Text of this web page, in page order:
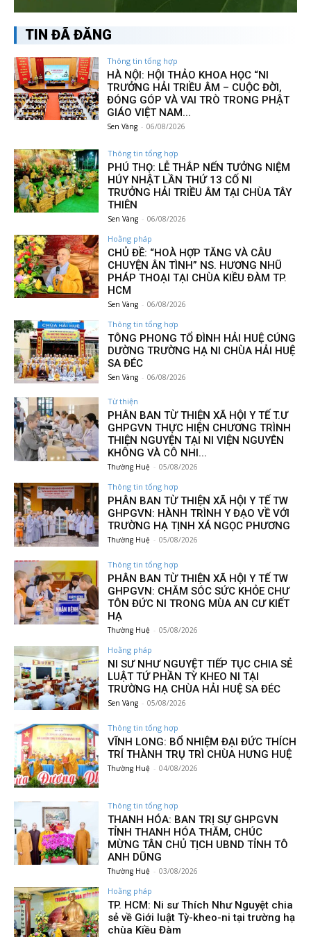
TIN ĐÃ ĐĂNG
Thông tin tổng hợp
HÀ NỘI: HỘI THẢO KHOA HỌC “NI
TRƯỞNG HẢI TRIỀU ÂM – CUỘC ĐỜI,
ĐÓNG GÓP VÀ VAI TRÒ TRONG PHẬT
GIÁO VIỆT NAM...
Sen Vàng - 06/08/2026
Thông tin tổng hợp
PHÚ THỌ: LỄ THẮP NẾN TƯỞNG NIỆM
HÚY NHẬT LẦN THỨ 13 CỐ NI
TRƯỞNG HẢI TRIỀU ÂM TẠI CHÙA TÂY
THIÊN
Sen Vàng - 06/08/2026
Hoằng pháp
CHỦ ĐỀ: “HOÀ HỢP TĂNG VÀ CÂU
CHUYỆN ÂN TÌNH” NS. HƯƠNG NHŨ
PHÁP THOẠI TẠI CHÙA KIỀU ĐÀM TP.
HCM
Sen Vàng - 06/08/2026
Thông tin tổng hợp
TÔNG PHONG TỔ ĐÌNH HẢI HUỆ CÚNG
DƯỜNG TRƯỜNG HẠ NI CHÙA HẢI HUỆ
SA ĐÉC
Sen Vàng - 06/08/2026
Từ thiện
PHÂN BAN TỪ THIỆN XÃ HỘI Y TẾ T.Ư
GHPGVN THỰC HIỆN CHƯƠNG TRÌNH
THIỆN NGUYỆN TẠI NI VIỆN NGUYÊN
KHÔNG VÀ CÔ NHI...
Thường Huệ - 05/08/2026
Thông tin tổng hợp
PHÂN BAN TỪ THIỆN XÃ HỘI Y TẾ TW
GHPGVN: HÀNH TRÌNH Y ĐẠO VỀ VỚI
TRƯỜNG HẠ TỊNH XÁ NGỌC PHƯƠNG
Thường Huệ - 05/08/2026
Thông tin tổng hợp
PHÂN BAN TỪ THIỆN XÃ HỘI Y TẾ TW
GHPGVN: CHĂM SÓC SỨC KHỎE CHƯ
TÔN ĐỨC NI TRONG MÙA AN CƯ KIẾT
HẠ
Thường Huệ - 05/08/2026
Hoằng pháp
NI SƯ NHƯ NGUYỆT TIẾP TỤC CHIA SẺ
LUẬT TỨ PHẦN TỲ KHEO NI TẠI
TRƯỜNG HẠ CHÙA HẢI HUỆ SA ĐÉC
Sen Vàng - 05/08/2026
Thông tin tổng hợp
VĨNH LONG: BỔ NHIỆM ĐẠI ĐỨC THÍCH
TRÍ THÀNH TRỤ TRÌ CHÙA HƯNG HUỆ
Thường Huệ - 04/08/2026
Thông tin tổng hợp
THANH HÓA: BAN TRỊ SỰ GHPGVN
TỈNH THANH HÓA THĂM, CHÚC
MỪNG TÂN CHỦ TỊCH UBND TỈNH TÔ
ANH DŨNG
Thường Huệ - 03/08/2026
Hoằng pháp
TP. HCM: Ni sư Thích Như Nguyệt chia
sẻ về Giới luật Tỳ-kheo-ni tại trường hạ
chùa Kiều Đàm